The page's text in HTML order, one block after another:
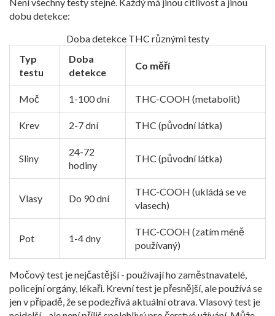
dobu detekce:
Doba detekce THC různými testy
Typ
testu
Doba
detekce
Co měří
Moč 1-100 dní THC-COOH (metabolit)
Krev 2-7 dní THC (původní látka)
Sliny
24-72
hodiny
THC (původní látka)
Vlasy Do 90 dní
THC-COOH (ukládá se ve
vlasech)
Pot 1-4 dny
THC-COOH (zatím méně
používaný)
Močový test je nejčastější - používají ho zaměstnavatelé,
policejní orgány, lékaři. Krevní test je přesnější, ale používá se
jen v případě, že se podezřívá aktuální otrava. Vlasový test je